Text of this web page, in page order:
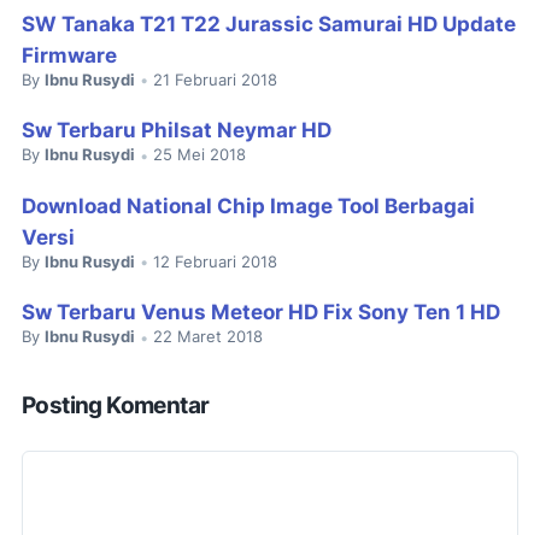
SW Tanaka T21 T22 Jurassic Samurai HD Update
Firmware
By Ibnu Rusydi • 21 Februari 2018
Sw Terbaru Philsat Neymar HD
By Ibnu Rusydi • 25 Mei 2018
Download National Chip Image Tool Berbagai
Versi
By Ibnu Rusydi • 12 Februari 2018
Sw Terbaru Venus Meteor HD Fix Sony Ten 1 HD
By Ibnu Rusydi • 22 Maret 2018
Posting Komentar